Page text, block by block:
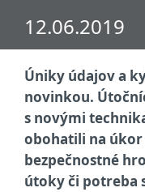
12.06.2019
Úniky údajov a
novinkou.
s novými
obohatili na úkor
bezpečnostné
útoky či potreba